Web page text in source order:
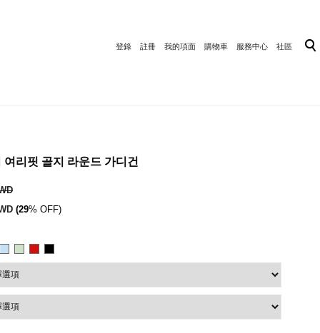
登錄 註冊 我的項面 購物車 服務中心 社區
여리핏 골지 라운드 가디건
(29% OFF)